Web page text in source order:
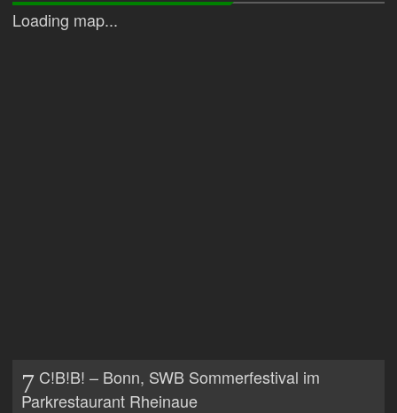
Loading map...
C!B!B! – Bonn, SWB Sommerfestival im
Parkrestaurant Rheinaue